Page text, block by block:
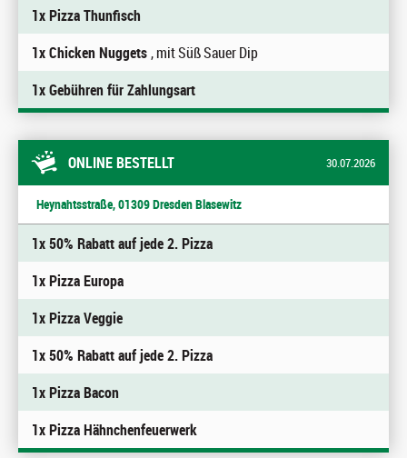
1x Pizza Thunfisch
1x Chicken Nuggets, mit Süß Sauer Dip
1x Gebühren für Zahlungsart
ONLINE BESTELLT 30.07.2026
Heynahtsstraße, 01309 Dresden Blasewitz
1x 50% Rabatt auf jede 2. Pizza
1x Pizza Europa
1x Pizza Veggie
1x 50% Rabatt auf jede 2. Pizza
1x Pizza Bacon
1x Pizza Hähnchenfeuerwerk